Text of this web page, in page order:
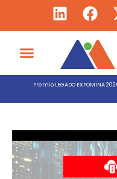
Premio LEGADO EXPOMINA